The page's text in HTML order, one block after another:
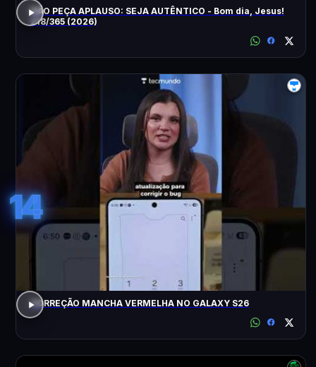
NÃO PEÇA APLAUSO: SEJA AUTÊNTICO - Bom dia, Jesus!
218/365 (2026)
14
CORREÇÃO MANCHA VERMELHA NO GALAXY S26